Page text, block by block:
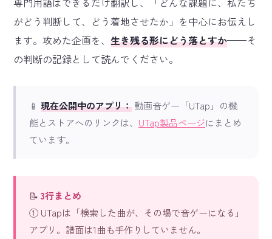
がどう判断して、どう着地させたか」を中心にお伝えし
ます。攻めた企画を、 生き残る形にどう落とすか——そ
の判断の記録として読んでください。
📱 現在公開中のアプリ： 動画音ゲー「UTap」の機
能とストアへのリンクは、 UTap製品ページにまとめ
ています。
📝 3行まとめ
① UTapは「検索した曲が、その場で音ゲーになる」
アプリ。譜面は1曲も手作りしていません。